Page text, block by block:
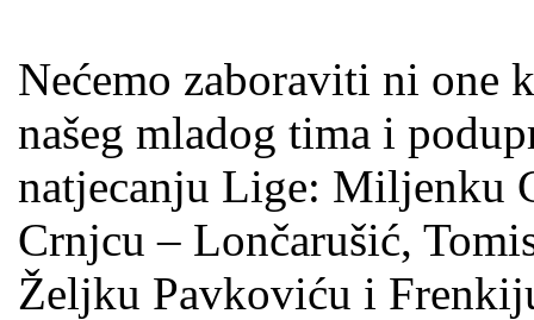
Nećemo zaboraviti ni one
našeg mladog tima i
natjecanju Lige: Miljenku
Crnjcu – Lončarušić,
Željku Pavkoviću i